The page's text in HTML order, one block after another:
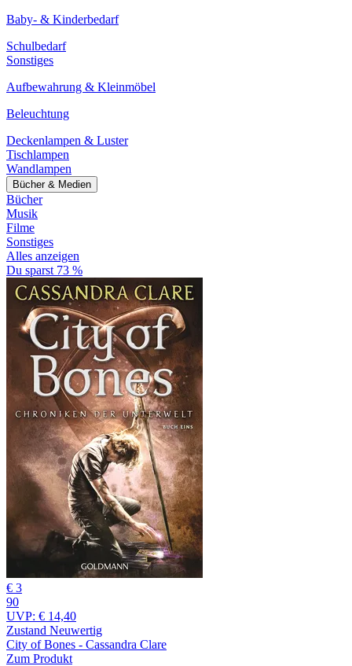
Baby- & Kinderbedarf
Schulbedarf
Sonstiges
Aufbewahrung & Kleinmöbel
Beleuchtung
Deckenlampen & Luster
Tischlampen
Wandlampen
Bücher & Medien
Bücher
Musik
Filme
Sonstiges
Alles anzeigen
Du sparst 73 %
€ 3
90
UVP: € 14,40
Zustand Neuwertig
City of Bones - Cassandra Clare
Zum Produkt